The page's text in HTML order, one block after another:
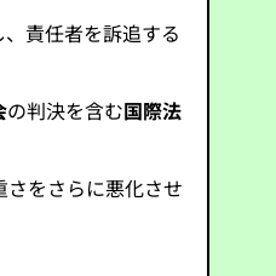
、責任者を訴追する
の判決を含む国際法
をさらに悪化させ